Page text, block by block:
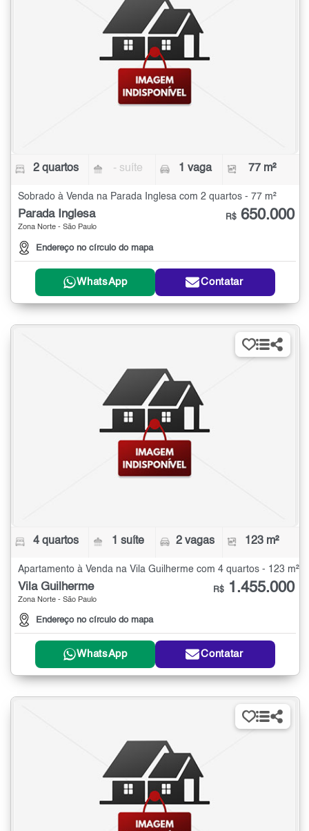
2 quartos - suíte 1 vaga 77 m²
Sobrado à Venda na Parada Inglesa com 2 quartos - 77 m²
Parada Inglesa
Zona Norte - São Paulo
Endereço no círculo do mapa
R$ 650.000
WhatsApp Contatar
4 quartos 1 suíte 2 vagas 123 m²
Apartamento à Venda na Vila Guilherme com 4 quartos - 123 m²
Vila Guilherme
Zona Norte - São Paulo
Endereço no círculo do mapa
R$ 1.455.000
WhatsApp Contatar